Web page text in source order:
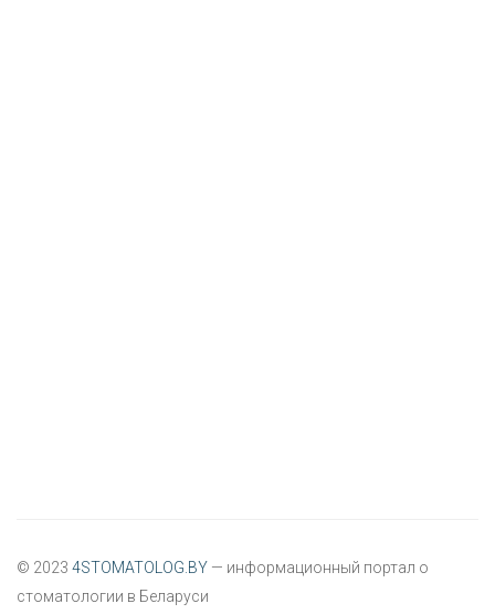
© 2023 4STOMATOLOG.BY — информационный портал о
стоматологии в Беларуси